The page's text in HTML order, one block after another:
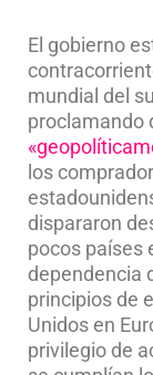
El gobierno
mundial del
proclamando
los
dispararon
pocos países
dependencia
principios de
Unidos en
privilegio de